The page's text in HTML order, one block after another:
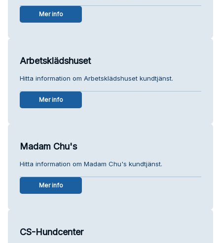
Mer info
Arbetsklädshuset
Hitta information om Arbetsklädshuset kundtjänst.
Mer info
Madam Chu's
Hitta information om Madam Chu's kundtjänst.
Mer info
CS-Hundcenter